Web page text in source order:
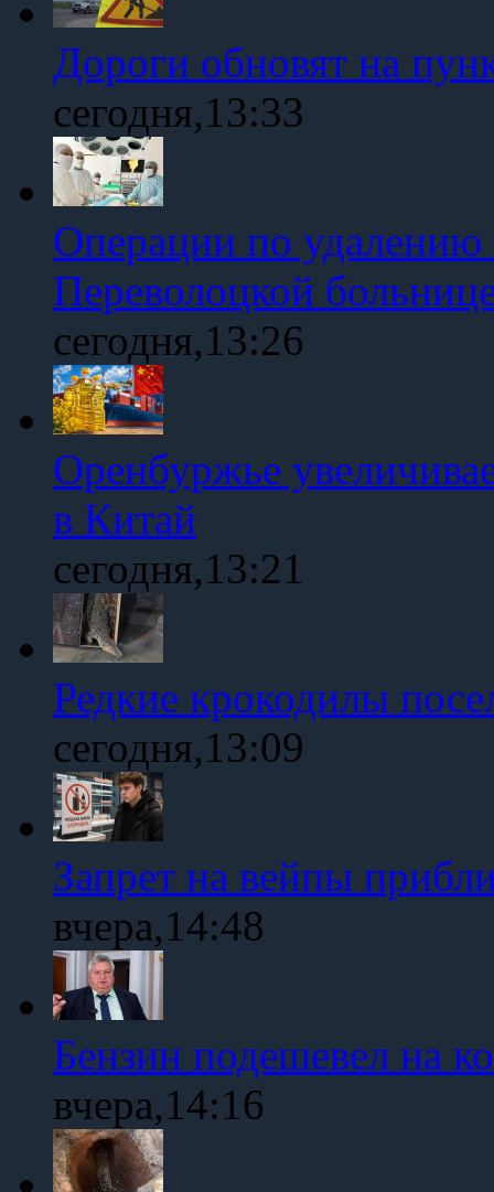
Дороги обновят на
сегодня,13:33
Операции по удалению
Переволоцкой
сегодня,13:26
Оренбуржье
в Китай
сегодня,13:21
Редкие крокодилы
сегодня,13:09
Запрет на вейпы
вчера,14:48
Бензин подешевел на
вчера,14:16